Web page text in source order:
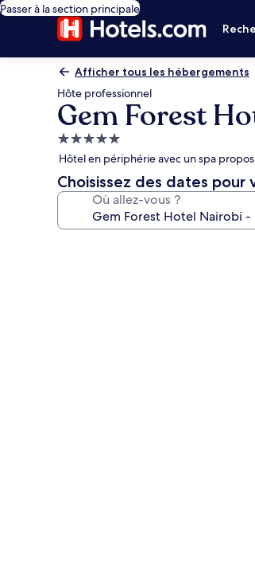
Passer à la section principale
Afficher tous les hébergements
Hôte professionnel
Gem Forest
Hébergement
5.0 étoiles
Hôtel en périphérie avec un spa
Choisissez des dates pour
Où allez-vous ?